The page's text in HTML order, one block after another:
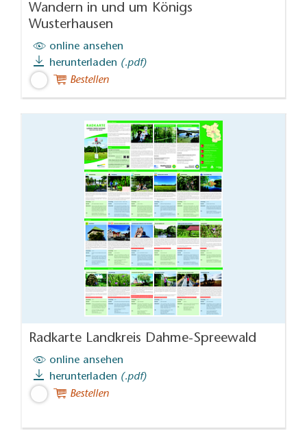
Wandern in und um Königs
Wusterhausen
online ansehen
herunterladen (.pdf)
Bestellen
Radkarte Landkreis Dahme-Spreewald
online ansehen
herunterladen (.pdf)
Bestellen